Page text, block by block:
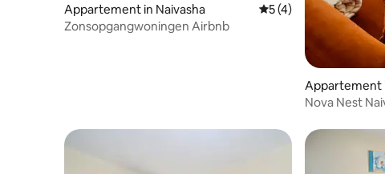
Appartement in Naivasha Gemiddelde
5 (4)
Zonsopgangwoningen Airbnb
Appartement
Nova Nest